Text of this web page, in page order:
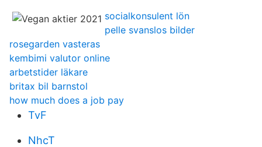
socialkonsulent lön
pelle svanslos bilder
rosegarden vasteras
kembimi valutor online
arbetstider läkare
britax bil barnstol
how much does a job pay
TvF
NhcT